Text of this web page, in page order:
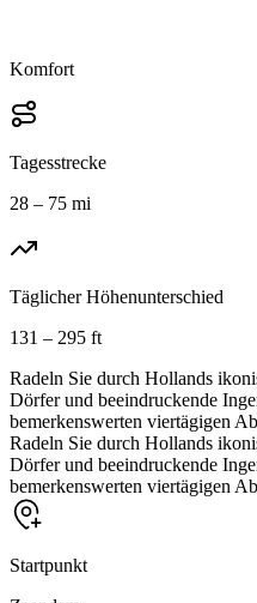
Komfort
Tagesstrecke
28 – 75 mi
Täglicher Höhenunterschied
131 – 295 ft
Radeln Sie durch Hollands
Dörfer und beeindruckende
bemerkenswerten viertägigen
Radeln Sie durch Hollands
Dörfer und beeindruckende
bemerkenswerten viertägigen
Startpunkt